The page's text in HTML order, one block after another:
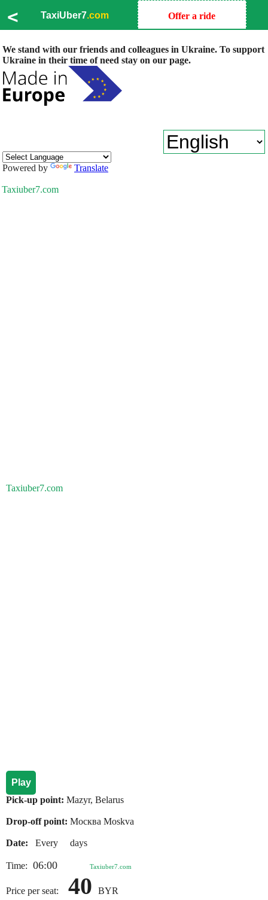
< TaxiUber7.com Offer a ride
We stand with our friends and colleagues in Ukraine. To support
Ukraine in their time of need stay on our page.
Powered by Translate
Taxiuber7.com
Taxiuber7.com
Play
Pick-up point: Mazyr, Belarus
Drop-off point: Москва Moskva
Date: Every days
Time: 06:00 Taxiuber7.com
Price per seat: 40 BYR